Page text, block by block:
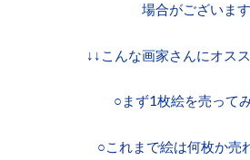
場合がございます
↓↓こんな画家さんにオス
○まず1枚絵を売って
○これまで絵は何枚か売